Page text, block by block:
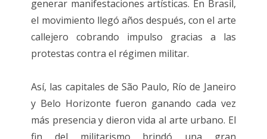
generar manifestaciones artísticas. En Brasil,
el movimiento llegó años después, con el arte
callejero cobrando impulso gracias a las
protestas contra el régimen militar.
Así, las capitales de São Paulo, Río de Janeiro
y Belo Horizonte fueron ganando cada vez
más presencia y dieron vida al arte urbano. El